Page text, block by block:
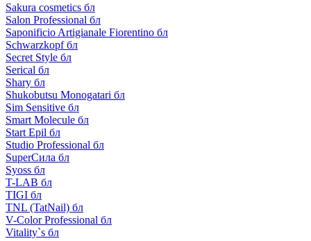
Sakura cosmetics бл
Salon Professional бл
Saponificio Artigianale Fiorentino бл
Schwarzkopf бл
Secret Style бл
Serical бл
Shary бл
Shukobutsu Monogatari бл
Sim Sensitive бл
Smart Molecule бл
Start Epil бл
Studio Professional бл
SuperСила бл
Syoss бл
T-LAB бл
TIGI бл
TNL (TatNail) бл
V-Color Professional бл
Vitality`s бл